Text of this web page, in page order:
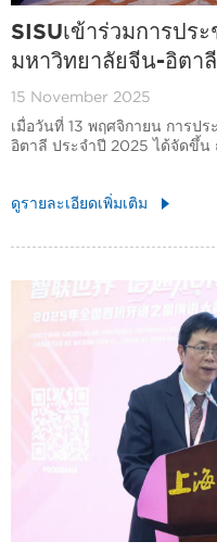
SISUเข้าร่วมการปร
มหาวิทยาลัยจีน-อิตา
15 November 2025
เมื่อวันที่ 13 พฤศจิกายน การป
อิตาลี ประจำปี 2025 ได้จัดขึ้น
ดูรายละเอียดเพิ่มเติม